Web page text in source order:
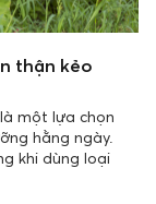
thận kẻo
một lựa chọn
hằng ngày.
khi dùng loại